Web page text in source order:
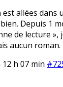
allées dans
Depuis 1
de lecture »,
aucun roman.
12 h 07 min